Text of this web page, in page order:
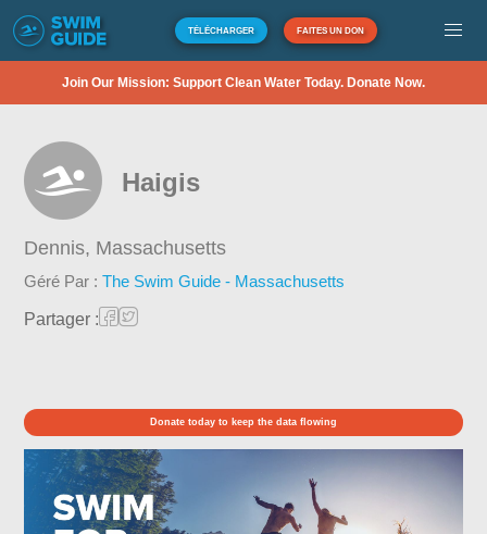
TÉLÉCHARGER FAITES UN DON
Join Our Mission: Support Clean Water Today. Donate Now.
Haigis
Dennis, Massachusetts
Géré Par :The Swim Guide - Massachusetts
Partager :
Donate today to keep the data flowing